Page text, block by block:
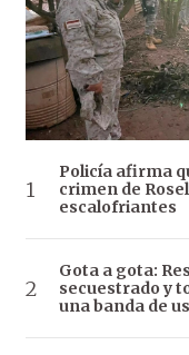
Policía afirma
crimen de
escalofriantes
Gota a gota:
secuestrado y
una banda de